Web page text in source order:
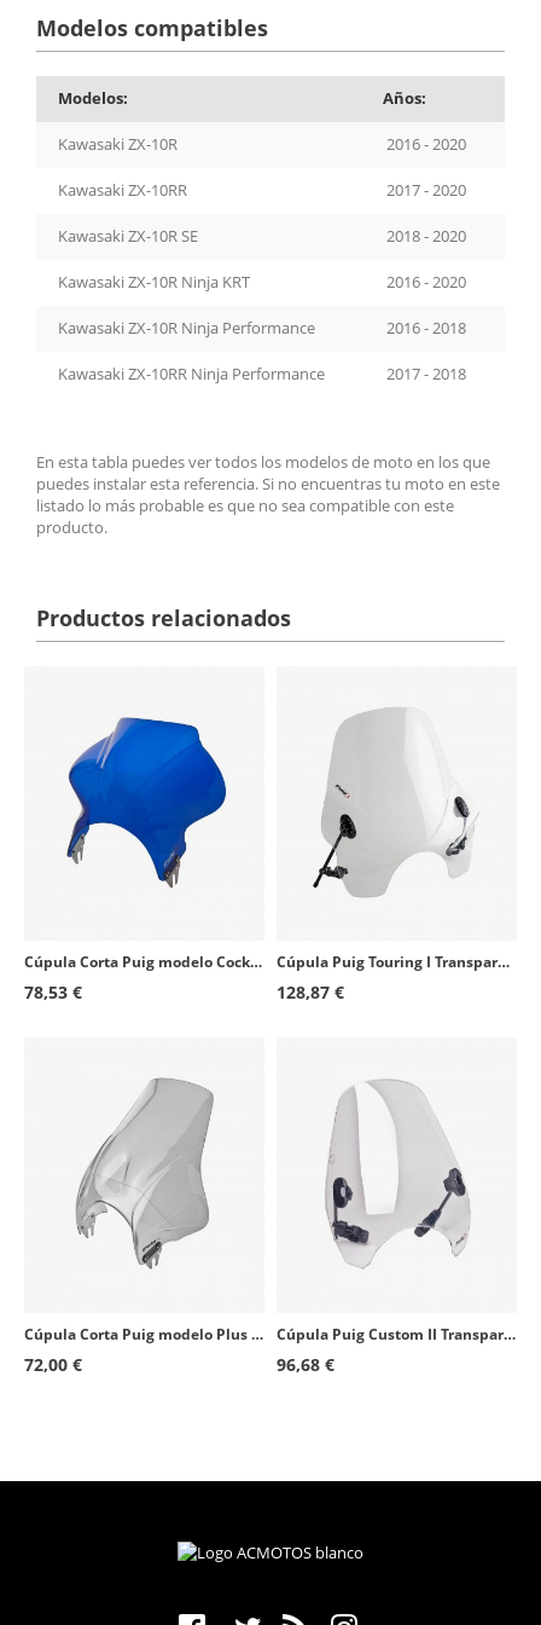
Modelos compatibles
Modelos: Años:
Kawasaki ZX-10R 2016 - 2020
Kawasaki ZX-10RR 2017 - 2020
Kawasaki ZX-10R SE 2018 - 2020
Kawasaki ZX-10R Ninja KRT 2016 - 2020
Kawasaki ZX-10R Ninja Performance 2016 - 2018
Kawasaki ZX-10RR Ninja Performance 2017 - 2018
En esta tabla puedes ver todos los modelos de moto en los que
puedes instalar esta referencia. Si no encuentras tu moto en este
listado lo más probable es que no sea compatible con este
producto.
Productos relacionados
Cúpula Corta Puig modelo Cockpit para Faro Redondo color Azul 1480A
78,53 €
Cúpula Puig Touring I Transparente 0856W para motos de faro redondo
128,87 €
Cúpula Corta Puig modelo Plus para Faro Redondo color Ahumado 4620H
72,00 €
Cúpula Puig Custom II Transparente 0336W para motos de faro redondo
96,68 €